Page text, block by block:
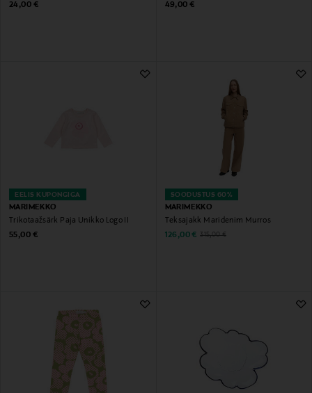
Original Price
24,00 € Original Price
49,00 €
EELIS KUPONGIGA
MARIMEKKO
Trikotaažsärk Paja Unikko Logo II
Original Price
55,00 €
SOODUSTUS 60%
MARIMEKKO
Teksajakk Maridenim Murros
Discounted Price
126,00 € Original Price
315,00 €